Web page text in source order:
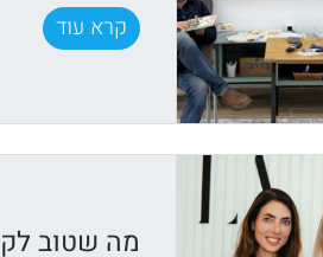
קרא עוד
מה שטוב